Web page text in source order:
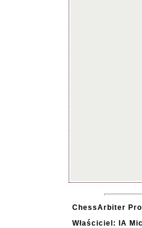
ChessArbiter
Właściciel: IA